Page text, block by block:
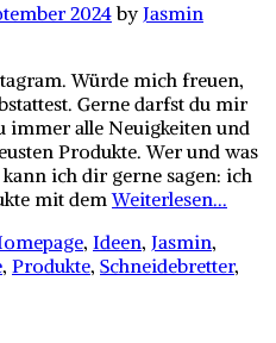
2024by Jasmin
Würde mich freuen,
Gerne darfst du mir
immer alle Neuigkeiten und
Produkte. Wer und was
ich dir gerne sagen: ich
mit demWeiterlesen...
, Ideen, Jasmin,
, Produkte, Schneidebretter,